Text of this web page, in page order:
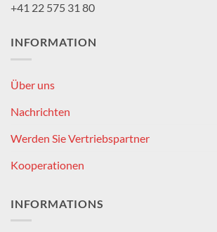
+41 22 575 31 80
INFORMATION
Über uns
Nachrichten
Werden Sie Vertriebspartner
Kooperationen
INFORMATIONS